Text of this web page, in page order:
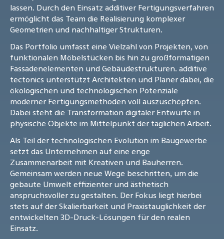
lassen. Durch den Einsatz additiver Fertigungsverfahren
ermöglicht das Team die Realisierung komplexer
Geometrien und nachhaltiger Strukturen.
Das Portfolio umfasst eine Vielzahl von Projekten, von
funktionalen Möbelstücken bis hin zu großformatigen
Fassadenelementen und Gebäudestrukturen. additive
tectonics unterstützt Architekten und Planer dabei, die
ökologischen und technologischen Potenziale
moderner Fertigungsmethoden voll auszuschöpfen.
Dabei steht die Transformation digitaler Entwürfe in
physische Objekte im Mittelpunkt der täglichen Arbeit.
Als Teil der technologischen Evolution im Baugewerbe
setzt das Unternehmen auf eine enge
Zusammenarbeit mit Kreativen und Bauherren.
Gemeinsam werden neue Wege beschritten, um die
gebaute Umwelt effizienter und ästhetisch
anspruchsvoller zu gestalten. Der Fokus liegt hierbei
stets auf der Skalierbarkeit und Praxistauglichkeit der
entwickelten 3D-Druck-Lösungen für den realen
Einsatz.